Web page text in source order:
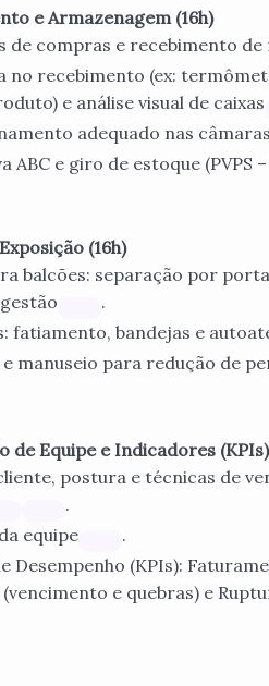
e Armazenagem (16h)
compras e recebimento de
no recebimento (ex:
e análise visual de caixas
adequado nas
ABC e giro de estoque (PVPS
(16h)
balcões: separação por
.
fatiamento, bandejas e
manuseio para redução de
de Equipe e Indicadores
postura e técnicas de
.
equipe
.
Desempenho (KPIs):
e quebras) e